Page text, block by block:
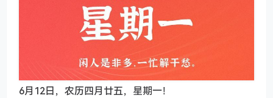
6月12日，农历四月廿五，星期一！